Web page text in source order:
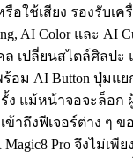
รือใช้เสียง รองรับเ
AI Color และ AI
เปลี่ยนสไตล์ศิลปะ
อม AI Button ปุ่มแย
ง แม้หน้าจอจะล็อก
ข้าถึงฟีเจอร์ต่าง ๆ ข
Pro จึงไม่เพี